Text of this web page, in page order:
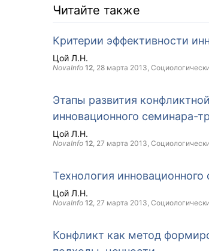
Читайте также
Критерии эффективности
Цой Л.Н.
NovaInfo 12, 28 марта 2013,
Этапы развития
инновационного семинара-
Цой Л.Н.
NovaInfo 12, 27 марта 2013,
Технология инновационного
Цой Л.Н.
NovaInfo 12, 27 марта 2013,
Конфликт как метод